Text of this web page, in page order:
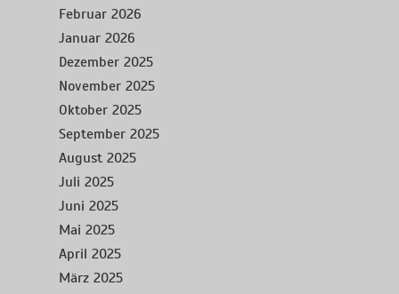
Februar 2026
Januar 2026
Dezember 2025
November 2025
Oktober 2025
September 2025
August 2025
Juli 2025
Juni 2025
Mai 2025
April 2025
März 2025